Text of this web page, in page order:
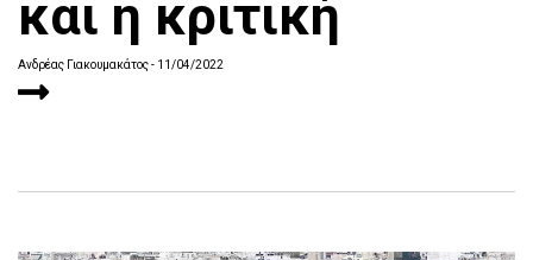
και η κριτική
Ανδρέας Γιακουμακάτος- 11/04/2022